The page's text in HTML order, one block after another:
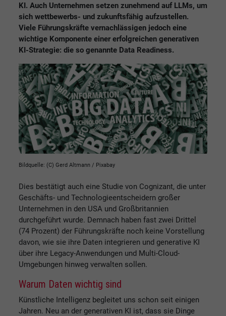
KI. Auch Unternehmen setzen zunehmend auf LLMs, um
sich wettbewerbs- und zukunftsfähig aufzustellen.
Viele Führungskräfte vernachlässigen jedoch eine
wichtige Komponente einer erfolgreichen generativen
KI-Strategie: die so genannte Data Readiness.
Bildquelle: (C) Gerd Altmann / Pixabay
Dies bestätigt auch eine Studie von Cognizant, die unter
Geschäfts- und Technologieentscheidern großer
Unternehmen in den USA und Großbritannien
durchgeführt wurde. Demnach haben fast zwei Drittel
(74 Prozent) der Führungskräfte noch keine Vorstellung
davon, wie sie ihre Daten integrieren und generative KI
über ihre Legacy-Anwendungen und Multi-Cloud-
Umgebungen hinweg verwalten sollen.
Warum Daten wichtig sind
Künstliche Intelligenz begleitet uns schon seit einigen
Jahren. Neu an der generativen KI ist, dass sie Dinge